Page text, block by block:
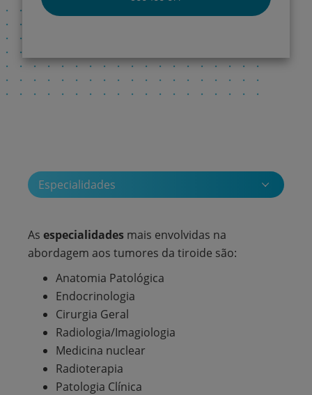
Especialidades
As especialidades mais envolvidas na
abordagem aos tumores da tiroide são:
Anatomia Patológica
Endocrinologia
Cirurgia Geral
Radiologia/Imagiologia
Medicina nuclear
Radioterapia
Patologia Clínica